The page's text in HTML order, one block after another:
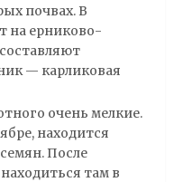
почвах. В
на ерниково-
— карликовая
очень мелкие.
находится
После
там в